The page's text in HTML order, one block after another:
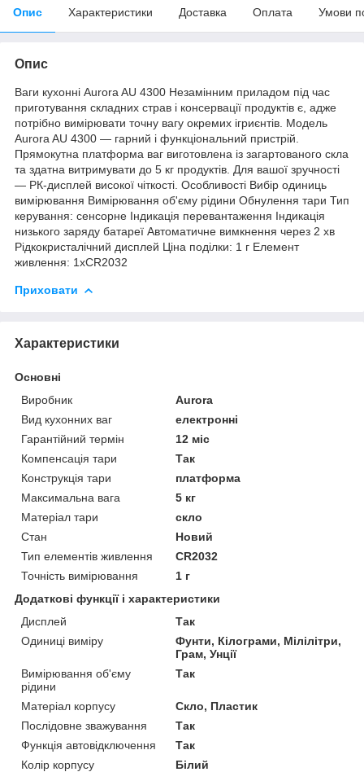
Опис Характеристики Доставка Оплата Умови
Опис
Ваги кухонні Aurora AU 4300 Незамінним приладом під час
приготування складних страв і консервації продуктів є, адже
потрібно вимірювати точну вагу окремих ігриєнтів. Модель
Aurora AU 4300 — гарний і функціональний пристрій.
Прямокутна платформа ваг виготовлена із загартованого скла
та здатна витримувати до 5 кг продуктів. Для вашої зручності
— РК-дисплей високої чіткості. Особливості Вибір одиниць
вимірювання Вимірювання об'єму рідини Обнулення тари Тип
керування: сенсорне Індикація перевантаження Індикація
низького заряду батареї Автоматичне вимкнення через 2 хв
Рідкокристалічний дисплей Ціна поділки: 1 г Елемент
живлення: 1хCR2032
Приховати
Характеристики
Основні
Виробник
Aurora
Вид кухонних ваг
електронні
Гарантійний термін
12 міс
Компенсація тари
Так
Конструкція тари
платформа
Максимальна вага
5 кг
Матеріал тари
скло
Стан
Новий
Тип елементів живлення
CR2032
Точність вимірювання
1 г
Додаткові функції і характеристики
Дисплей
Так
Одиниці виміру
Фунти, Кілограми, Мілілітри,
Грам, Унції
Вимірювання об'єму
рідини
Так
Матеріал корпусу
Скло, Пластик
Послідовне зважування
Так
Функція автовідключення
Так
Колір корпусу
Білий